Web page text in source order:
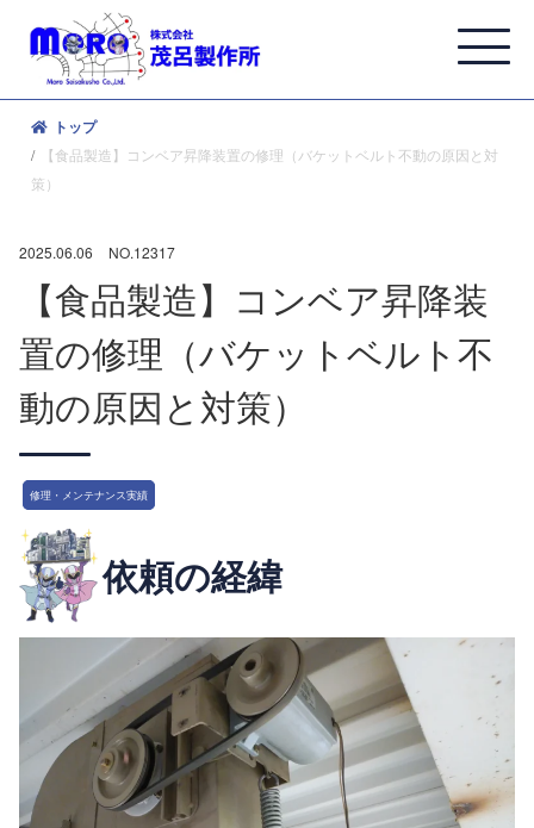
トップ
【食品製造】コンベア昇降装置の修理（バケットベルト不動の原因と対
策）
2025.06.06 NO.12317
【食品製造】コンベア昇降装
置の修理（バケットベルト不
動の原因と対策）
修理・メンテナンス実績
依頼の経緯